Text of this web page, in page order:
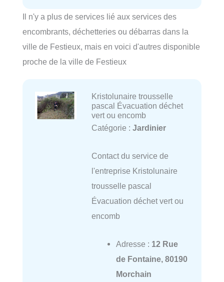
Il n'y a plus de services lié aux services des
encombrants, déchetteries ou débarras dans la
ville de Festieux, mais en voici d'autres disponible
proche de la ville de Festieux
Kristolunaire trousselle
pascal Évacuation déchet
vert ou encomb
Catégorie : Jardinier
Contact du service de
l'entreprise Kristolunaire
trousselle pascal
Évacuation déchet vert ou
encomb
Adresse : 12 Rue
de Fontaine, 80190
Morchain